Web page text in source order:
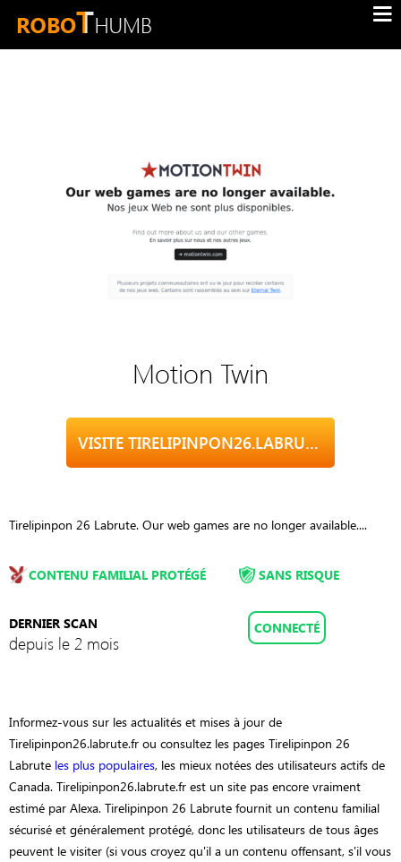
Motion Twin
VISITE TIRELIPINPON26.LABRUTE.FR
Tirelipinpon 26 Labrute. Our web games are no longer available....
CONTENU FAMILIAL PROTÉGÉ
DERNIER SCAN
depuis le 2 mois
SANS RISQUE
CONNECTÉ
Informez-vous sur les actualités et mises à jour de
Tirelipinpon26.labrute.fr ou consultez les pages Tirelipinpon 26
Labrute les plus populaires, les mieux notées des utilisateurs actifs de
Canada. Tirelipinpon26.labrute.fr est un site pas encore vraiment
estimé par Alexa. Tirelipinpon 26 Labrute fournit un contenu familial
sécurisé et généralement protégé, donc les utilisateurs de tous âges
peuvent le visiter (si vous croyez qu'il a un contenu offensant, s'il vous